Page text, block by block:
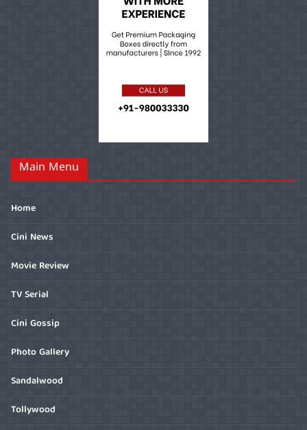
Main Menu
Home
Cini News
Movie Review
TV Serial
Cini Gossip
Photo Gallery
Sandalwood
Tollywood